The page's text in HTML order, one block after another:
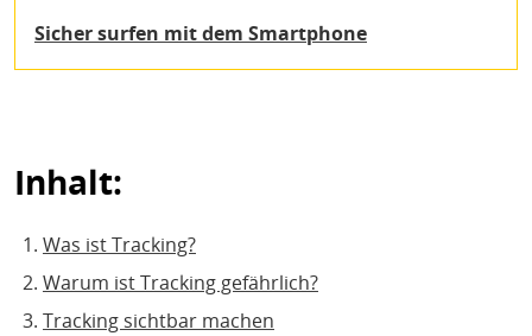
Sicher surfen mit dem Smartphone
Inhalt:
Was ist Tracking?
Warum ist Tracking gefährlich?
Tracking sichtbar machen